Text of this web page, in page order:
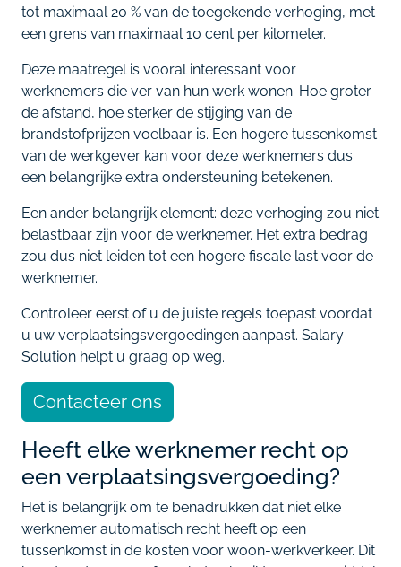
tot maximaal 20 % van de toegekende verhoging, met
een grens van maximaal 10 cent per kilometer.
Deze maatregel is vooral interessant voor
werknemers die ver van hun werk wonen. Hoe groter
de afstand, hoe sterker de stijging van de
brandstofprijzen voelbaar is. Een hogere tussenkomst
van de werkgever kan voor deze werknemers dus
een belangrijke extra ondersteuning betekenen.
Een ander belangrijk element: deze verhoging zou niet
belastbaar zijn voor de werknemer. Het extra bedrag
zou dus niet leiden tot een hogere fiscale last voor de
werknemer.
Controleer eerst of u de juiste regels toepast voordat
u uw verplaatsingsvergoedingen aanpast. Salary
Solution helpt u graag op weg.
Contacteer ons
Heeft elke werknemer recht op
een verplaatsingsvergoeding?
Het is belangrijk om te benadrukken dat niet elke
werknemer automatisch recht heeft op een
tussenkomst in de kosten voor woon-werkverkeer. Dit